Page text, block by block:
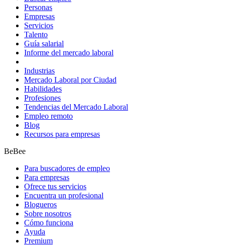
Personas
Empresas
Servicios
Talento
Guía salarial
Informe del mercado laboral
Industrias
Mercado Laboral por Ciudad
Habilidades
Profesiones
Tendencias del Mercado Laboral
Empleo remoto
Blog
Recursos para empresas
BeBee
Para buscadores de empleo
Para empresas
Ofrece tus servicios
Encuentra un profesional
Blogueros
Sobre nosotros
Cómo funciona
Ayuda
Premium